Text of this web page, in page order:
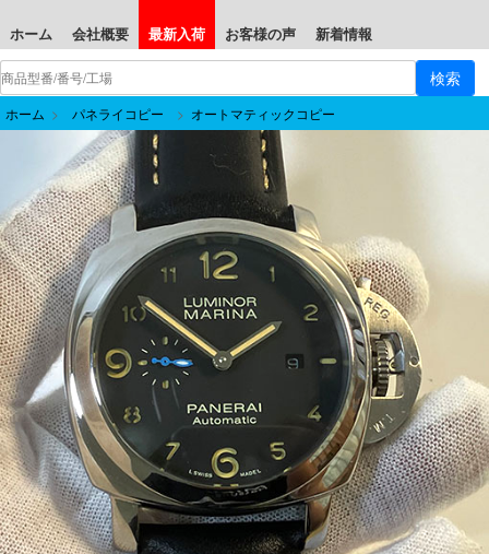
ホーム 会社概要 最新入荷 お客様の声 新着情報
ホーム > パネライコピー > オートマティックコピー